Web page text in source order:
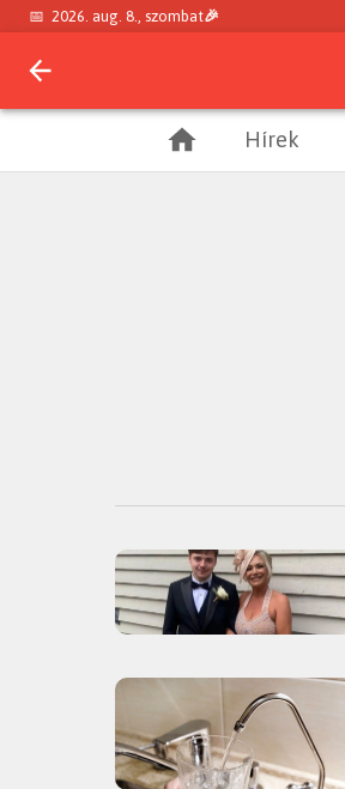
📅 2026. aug. 8., szombat🎉
Hírek